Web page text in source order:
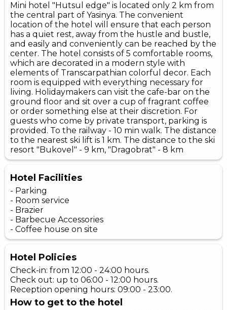
Mini hotel "Hutsul edge" is located only 2 km from
the central part of Yasinya. The convenient
location of the hotel will ensure that each person
has a quiet rest, away from the hustle and bustle,
and easily and conveniently can be reached by the
center. The hotel consists of 5 comfortable rooms,
which are decorated in a modern style with
elements of Transcarpathian colorful decor. Each
room is equipped with everything necessary for
living. Holidaymakers can visit the cafe-bar on the
ground floor and sit over a cup of fragrant coffee
or order something else at their discretion. For
guests who come by private transport, parking is
provided. To the railway - 10 min walk. The distance
to the nearest ski lift is 1 km. The distance to the ski
resort "Bukovel" - 9 km, "Dragobrat" - 8 km
Hotel Facilities
- Parking
- Room service
- Brazier
- Barbecue Accessories
- Coffee house on site
Hotel Policies
Check-in: from 12:00 - 24:00 hours.
Check out: up to 06:00 - 12:00 hours.
Reception opening hours: 09:00 - 23:00.
How to get to the hotel